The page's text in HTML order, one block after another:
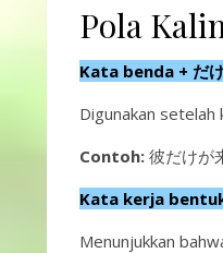
Pola
Kata benda + だ
Digunakan
Contoh: 彼だけが
Kata kerja
Menunjukkan